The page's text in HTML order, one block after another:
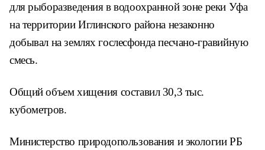
для рыборазведения в водоохранной зоне реки Уфа
на территории Иглинского района незаконно
добывал на землях гослесфонда песчано-гравийную
смесь.
Общий объем хищения составил 30,3 тыс.
кубометров.
Министерство природопользования и экологии РБ